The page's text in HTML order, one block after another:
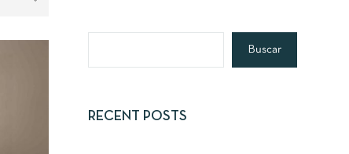
Buscar
RECENT POSTS